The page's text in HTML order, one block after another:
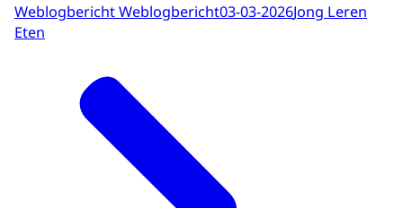
Weblogbericht Weblogbericht03-03-2026Jong Leren
Eten